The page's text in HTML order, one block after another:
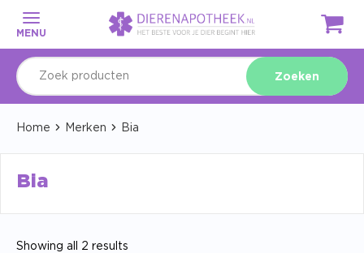
MENU
Zoeken
Home Merken Bia
Bia
Showing all 2 results